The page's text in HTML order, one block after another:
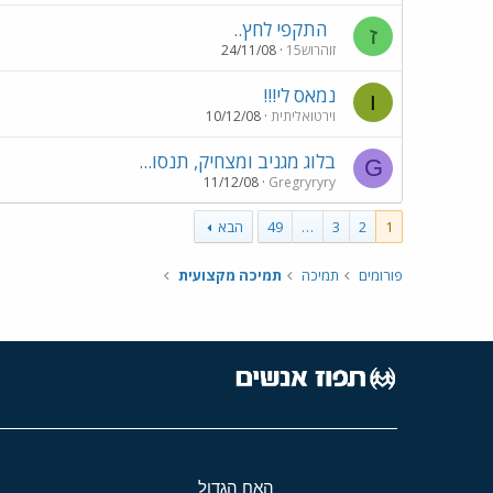
ז התקפי לחץ..
זוהרוש15 24/11/08
ו נמאס לי!!!
וירטואליתית 10/12/08
G בלוג מגניב ומצחיק, תנסו...
Gregryryry
11/12/08
1
2
3
…
49 הבא
פורומים תמיכה תמיכה מקצועית
האח הגדול